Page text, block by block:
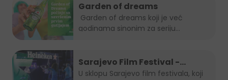
Garden of dreams
godinama sinonim za seriju
Sarajevo Film Festival -
Summer Lounge
U sklopu Sarajevo film festivala, koji